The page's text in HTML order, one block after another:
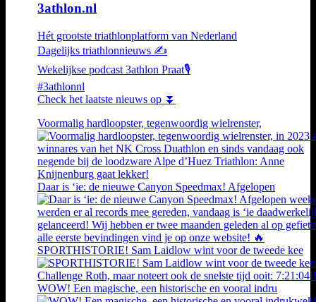
3athlon.nl
Hét grootste triathlonplatform van Nederland
Dagelijks triathlonnieuws ✍️
Wekelijkse podcast 3athlon Praat🎙️
#3athlonnl
Check het laatste nieuws op ⏬
Voormalig hardloopster, tegenwoordig wielrenster,
Daar is ‘ie: de nieuwe Canyon Speedmax! Afgelopen
SPORTHISTORIE! Sam Laidlow wint voor de tweede kee
WOW! Een magische, een historische en vooral indru